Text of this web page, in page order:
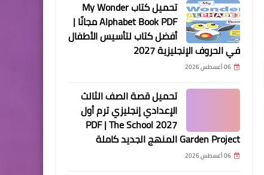
تحميل كتاب My Wonder
Alphabet Book PDF مجانًا |
أفضل كتاب لتأسيس الأطفال
في الحروف الإنجليزية 2027
06 أغسطس 2026
تحميل قصة الصف الثالث
الإعدادي إنجليزي ترم أول
2027 PDF | The School
Garden Project المنهج الجديد كاملة
06 أغسطس 2026